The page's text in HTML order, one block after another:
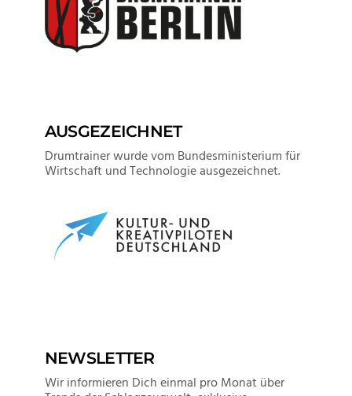
AUSGEZEICHNET
Drumtrainer wurde vom Bundesministerium für
Wirtschaft und Technologie ausgezeichnet.
NEWSLETTER
Wir informieren Dich einmal pro Monat über